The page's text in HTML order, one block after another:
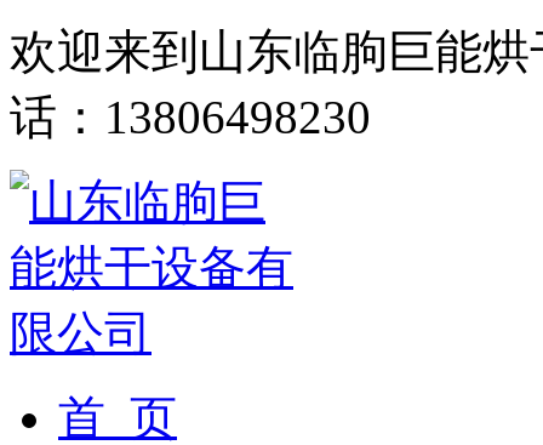
欢迎来到山东临朐巨能
话：13806498230
首 页